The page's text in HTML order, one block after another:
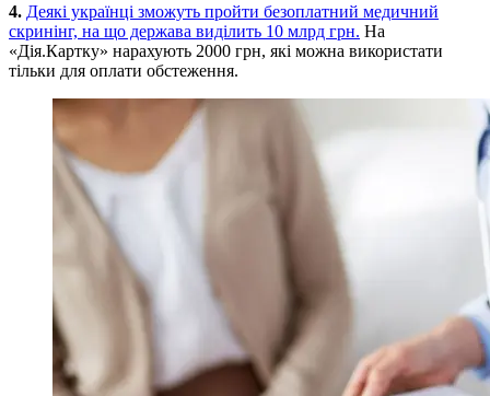
4. Деякі українці зможуть пройти безоплатний медичний
скринінг, на що держава виділить 10 млрд грн. На
«Дія.Картку» нарахують 2000 грн, які можна використати
тільки для оплати обстеження.